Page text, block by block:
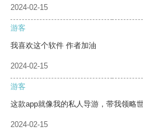
2024-02-15
游客
我喜欢这个软件 作者加油
2024-02-15
游客
这款app就像我的私人导游，带我领略
2024-02-15